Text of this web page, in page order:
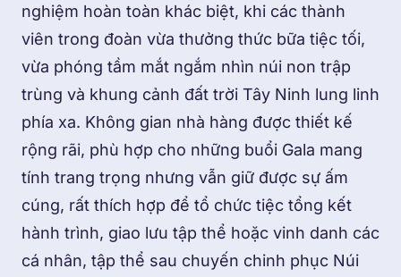
nghiệm hoàn toàn khác biệt, khi các thành
viên trong đoàn vừa thưởng thức bữa tiệc tối,
vừa phóng tầm mắt ngắm nhìn núi non trập
trùng và khung cảnh đất trời Tây Ninh lung linh
phía xa. Không gian nhà hàng được thiết kế
rộng rãi, phù hợp cho những buổi Gala mang
tính trang trọng nhưng vẫn giữ được sự ấm
cúng, rất thích hợp để tổ chức tiệc tổng kết
hành trình, giao lưu tập thể hoặc vinh danh các
cá nhân, tập thể sau chuyến chinh phục Núi